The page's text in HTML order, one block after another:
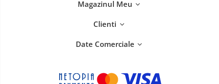
Magazinul Meu
Clienti
Date Comerciale